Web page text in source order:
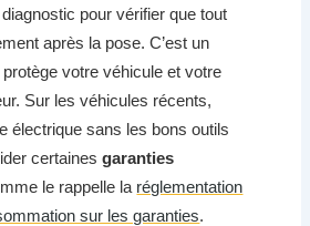
pour vérifier que tout
après la pose. C’est un
votre véhicule et votre
Sur les véhicules récents,
électrique sans les bons outils
certainesgaranties
le rappelle la réglementation
sur les garanties.